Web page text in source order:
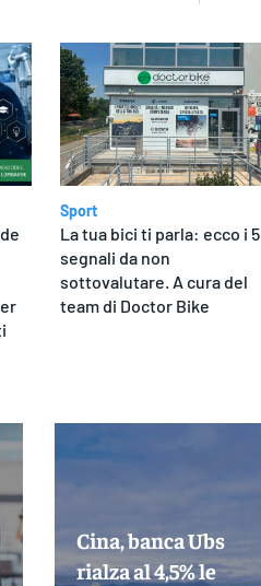
Sport
La tua bici ti parla: ecco i 5
segnali da non
sottovalutare. A cura del
team di Doctor Bike
Cina, banca Ubs
rialza al 4,5% le